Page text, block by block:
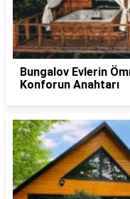
Bungalov Evlerin
Konforun Anahtarı